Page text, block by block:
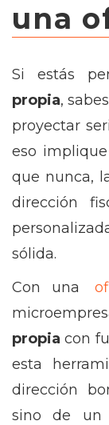
una
Si estás
propia,
proyectar
eso
que nunca,
dirección
sólida.
Con una
propia con
esta
dirección
sino de un